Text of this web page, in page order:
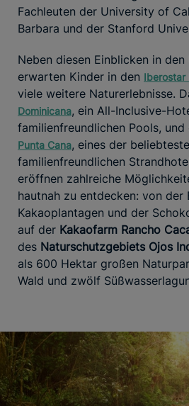
Fachleuten der University of
Barbara und der Stanford
Neben diesen Einblicken in
erwarten Kinder in den Iberostar
viele weitere Naturerlebnisse.
Dominicana, ein All-Inclusive-
familienfreundlichen Pools, und
Punta Cana, eines der
familienfreundlichen
eröffnen zahlreiche
hautnah zu entdecken: von der
Kakaoplantagen und der
auf der Kakaofarm Rancho
des Naturschutzgebiets Ojos
als 600 Hektar großen
Wald und zwölf